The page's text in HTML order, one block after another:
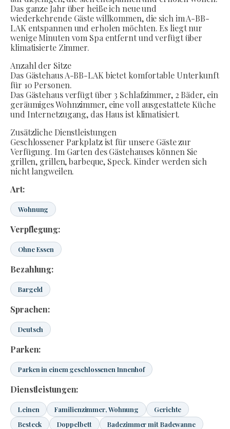
Das ganze Jahr über heiße ich neue und
wiederkehrende Gäste willkommen, die sich im A-BB-
LAK entspannen und erholen möchten. Es liegt nur
wenige Minuten vom Spa entfernt und verfügt über
klimatisierte Zimmer.
Anzahl der Sitze
Das Gästehaus A-BB-LAK bietet komfortable Unterkunft
für 10 Personen.
Das Gästehaus verfügt über 3 Schlafzimmer, 2 Bäder, ein
geräumiges Wohnzimmer, eine voll ausgestattete Küche
und Internetzugang, das Haus ist klimatisiert.
Zusätzliche Dienstleistungen
Geschlossener Parkplatz ist für unsere Gäste zur
Verfügung. Im Garten des Gästehauses können Sie
grillen, grillen, barbeque, Speck. Kinder werden sich
nicht langweilen.
Art:
Wohnung
Verpflegung:
Ohne Essen
Bezahlung:
Bargeld
Sprachen:
Deutsch
Parken:
Parken in einem geschlossenen Innenhof
Dienstleistungen:
Leinen Familienzimmer, Wohnung
Gerichte
Besteck
Doppelbett
Badezimmer mit Badewanne